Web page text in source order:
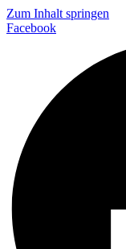
Zum Inhalt springen
Facebook